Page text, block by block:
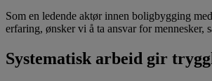
Som en ledende aktør innen boligbygging
erfaring, ønsker vi å ta ansvar for mennesker,
Systematisk arbeid gir